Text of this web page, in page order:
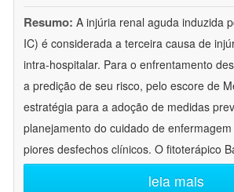
Resumo: A injúria renal aguda induzida
IC) é considerada a terceira causa de
intra-hospitalar. Para o enfrentamento
a predição de seu risco, pelo escore de
estratégia para a adoção de medidas
planejamento do cuidado de
piores desfechos clínicos. O fitoterápico
leia mais